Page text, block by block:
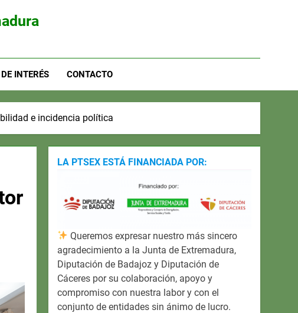
INTERÉS CONTACTO
e incidencia política
LA PTSEX ESTÁ FINANCIADA POR:
Queremos expresar nuestro más sincero
agradecimiento a la Junta de Extremadura,
Diputación de Badajoz y Diputación de
Cáceres por su colaboración, apoyo y
compromiso con nuestra labor y con el
conjunto de entidades sin ánimo de lucro.